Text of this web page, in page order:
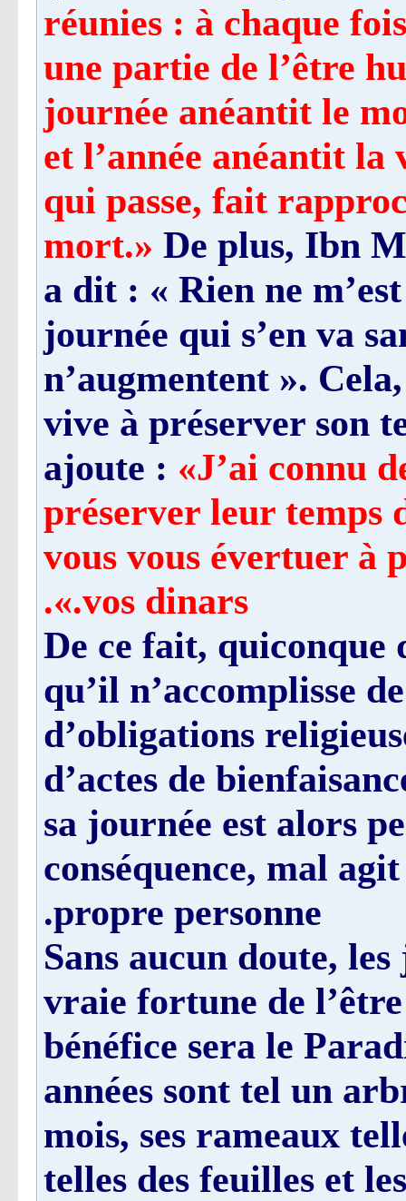
réunies : à chaque
une partie de l’être
journée anéantit le
et l’année anéantit
qui passe, fait
mort.» De plus, Ibn
a dit : « Rien ne
journée qui s’en va
n’augmentent ».
vive à préserver son
ajoute : «J’ai connu
préserver leur temps
vous vous évertuer à
vos dinars.».
De ce fait, quiconque
qu’il n’accomplisse
d’obligations
d’actes de
sa journée est alors
conséquence, mal
propre personne.
Sans aucun doute,
vraie fortune de
bénéfice sera le
années sont tel un
mois, ses rameaux
telles des feuilles et